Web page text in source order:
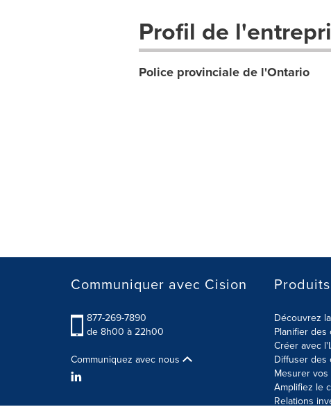
Profil de
Police provinciale de l'Ontario
Communiquer avec Cision
877-269-7890
de 8h00 à 22h00
Communiquez avec nous
Produits
Découvrez
Planifier des
Créer avec
Diffuser des
Mesurer
Amplifiez le
Relations